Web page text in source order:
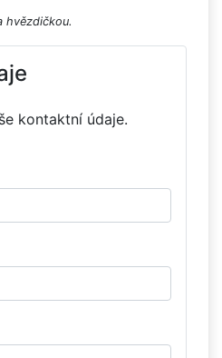
hvězdičkou.
kontaktní údaje.